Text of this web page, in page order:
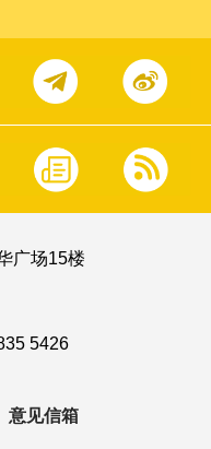
广场15楼
5426
意见信箱